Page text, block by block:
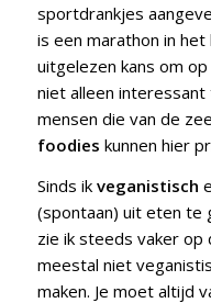
sportdrankjes
is een marathon in
uitgelezen kans om
niet alleen
mensen die van de
foodies kunnen hier
Sinds ik veganistisch
(spontaan) uit eten te
zie ik steeds vaker op
meestal niet
maken. Je moet altijd